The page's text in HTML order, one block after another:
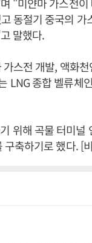
동절기 중국의 가
말했다.
스전 개발, 액화
LNG 종합 벨류체
위해 곡물 터미널
축하기로 했다. [